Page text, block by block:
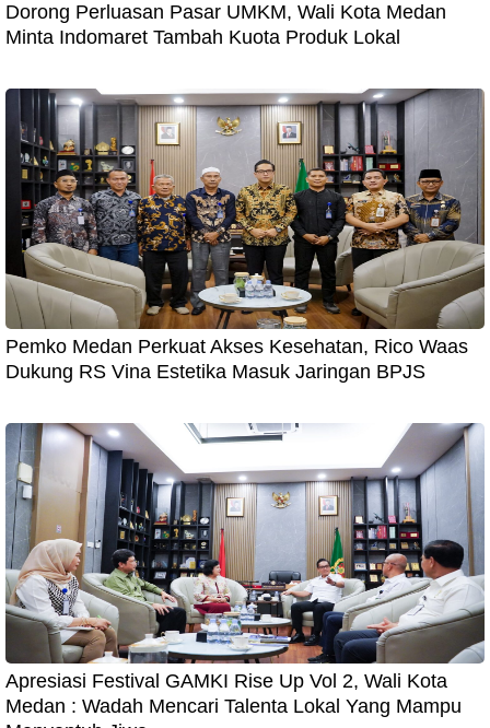
Dorong Perluasan Pasar UMKM, Wali Kota Medan
Minta Indomaret Tambah Kuota Produk Lokal
Pemko Medan Perkuat Akses Kesehatan, Rico Waas
Dukung RS Vina Estetika Masuk Jaringan BPJS
Apresiasi Festival GAMKI Rise Up Vol 2, Wali Kota
Medan : Wadah Mencari Talenta Lokal Yang Mampu